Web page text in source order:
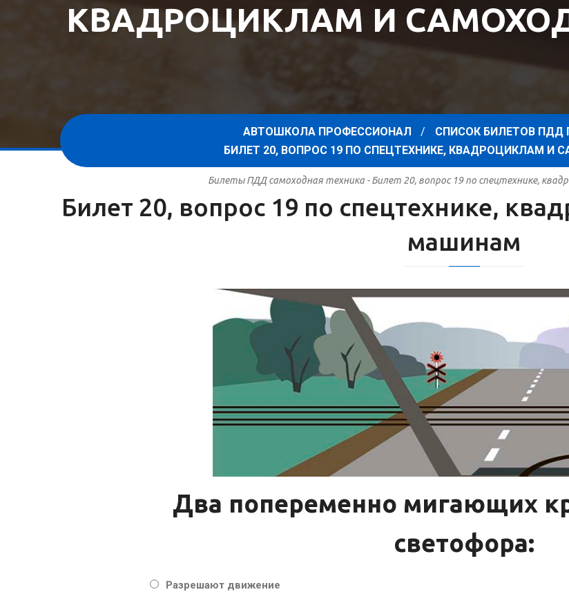
КВАДРОЦИКЛАМ И
АВТОШКОЛА ПРОФЕССИОНАЛ
СПИСОК БИЛЕТОВ ПДД
БИЛЕТ 20, ВОПРОС 19 ПО СПЕЦТЕХНИКЕ, КВАДРОЦИКЛАМ
Билеты ПДД самоходная техника - Билет 20, вопрос 19 по спецтехнике,
Билет 20, вопрос 19 по спецтехнике,
машинам
Два попеременно мигающих
светофора:
Разрешают движение